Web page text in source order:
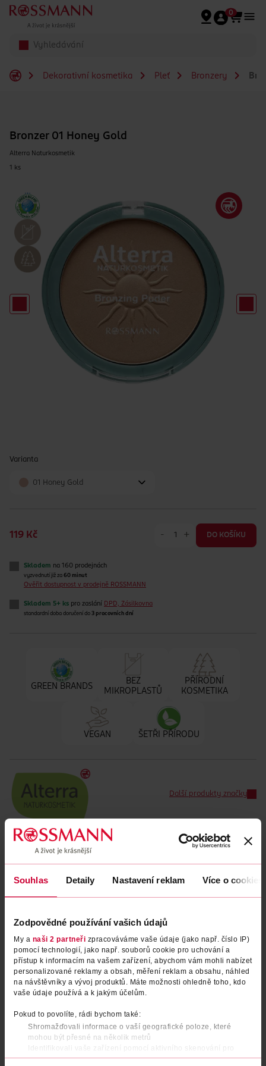
Souhlas Detaily Nastavení reklam Více o cookies
Zodpovědné používání vašich údajů
My a naši 2 partneři zpracováváme vaše údaje (jako např. číslo IP)
pomocí technologií, jako např. souborů cookie pro uchování a
přístup k informacím na vašem zařízení, abychom vám mohli nabízet
personalizované reklamy a obsah, měření reklam a obsahu, náhled
na návštěvníky a vývoj produktů. Máte možnosti ohledně toho, kdo
vaše údaje používá a k jakým účelům.
Pokud to povolíte, rádi bychom také:
Shromažďovali informace o vaší geografické poloze, které
mohou být přesné na několik metrů
Identifikovali vaše zařízení pomocí aktivního skenování pro
konkrétní charakteristiky (otisk prstu)
Přeskočit na hlavmní obsah
0
Dekorativní kosmetika Pleť Bronzery
Bronzer 01 Honey Gold
Alterra Naturkosmetik
1 ks
Varianta
01 Honey Gold
119 Kč - + DO KOŠÍKU
Skladem na 160 prodejnách
vyzvednutí již za 60 minut
Ověřit dostupnost v prodejně ROSSMANN
Skladem 5+ ks pro zaslání DPD, Zásilkovna
standardní doba doručení do 3 pracovních dní
GREEN BRANDS
BEZ
MIKROPLASTŮ
PŘÍRODNÍ
KOSMETIKA
VEGAN ŠETŘI PŘÍRODU
Další produkty značky
Běžná cena: 119 Kč/ks
EAN04305615125183
Podobné produkty
Lesk na rty 15 Soft Red Korektor 3v1